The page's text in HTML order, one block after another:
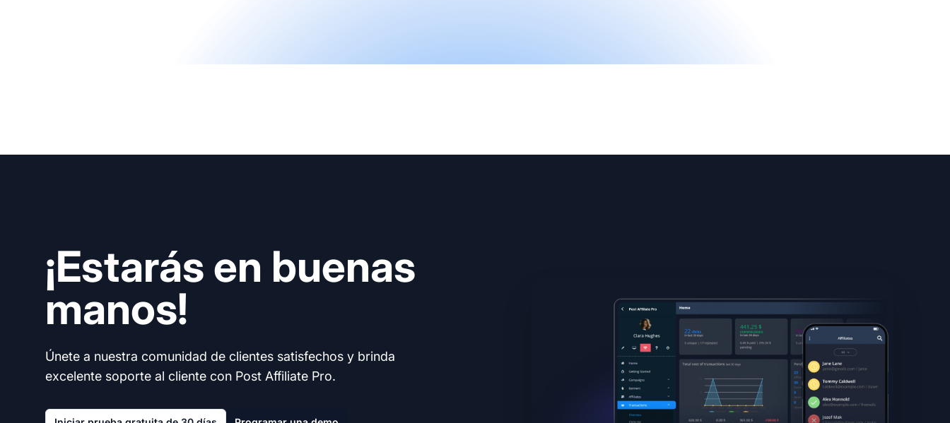
¡Estarás en buenas
manos!
Únete a nuestra comunidad de clientes satisfechos y brinda
excelente soporte al cliente con Post Affiliate Pro.